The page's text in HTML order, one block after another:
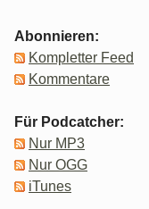
Abonnieren:
Kompletter Feed
Kommentare
Für Podcatcher:
Nur MP3
Nur OGG
iTunes